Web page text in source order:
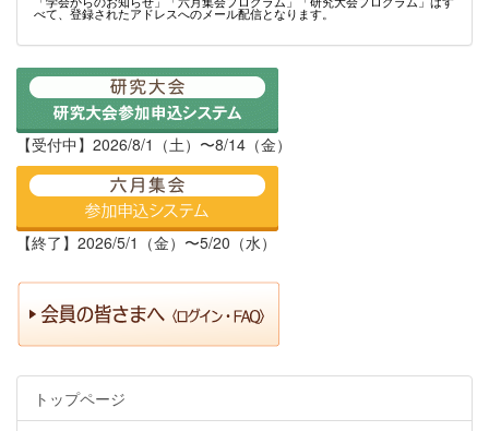
べて、登録されたアドレスへのメール配信となります。
【受付中】2026/8/1（土）〜8/14（金）
【終了】2026/5/1（金）〜5/20（水）
トップページ